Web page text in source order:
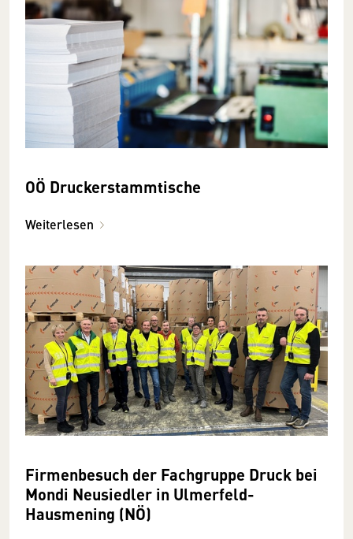
OÖ Druckerstammtische
Weiterlesen
Firmenbesuch der Fachgruppe Druck bei
Mondi Neusiedler in Ulmerfeld-
Hausmening (NÖ)